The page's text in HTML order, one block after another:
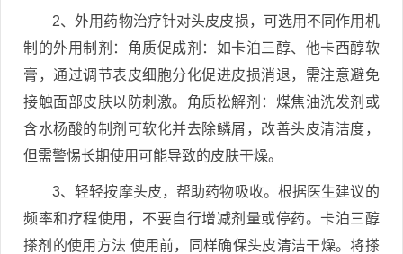
2、外用药物治疗针对头皮皮损，可选用不同作用机
制的外用制剂：角质促成剂：如卡泊三醇、他卡西醇软
膏，通过调节表皮细胞分化促进皮损消退，需注意避免
接触面部皮肤以防刺激。角质松解剂：煤焦油洗发剂或
含水杨酸的制剂可软化并去除鳞屑，改善头皮清洁度，
但需警惕长期使用可能导致的皮肤干燥。
3、轻轻按摩头皮，帮助药物吸收。根据医生建议的
频率和疗程使用，不要自行增减剂量或停药。卡泊三醇
搽剂的使用方法 使用前，同样确保头皮清洁干燥。将搽